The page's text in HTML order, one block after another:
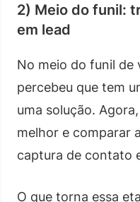
2) Meio do funil:
em lead
No meio do funil de
percebeu que tem
uma solução.
melhor e comparar
captura de contato
O que torna essa